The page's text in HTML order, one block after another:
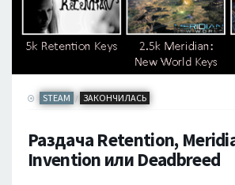
STEAM / ЗАКОНЧИЛАСЬ
Раздача Retention,
Invention или Deadbreed